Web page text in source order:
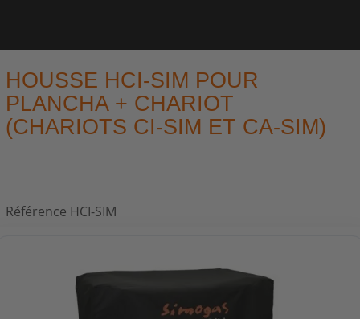
HOUSSE HCI-SIM POUR
PLANCHA + CHARIOT
(CHARIOTS CI-SIM ET CA-SIM)
Référence HCI-SIM